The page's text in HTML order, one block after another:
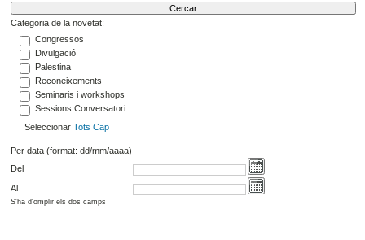
Categoria de la novetat:
Congressos
Divulgació
Palestina
Reconeixements
Seminaris i workshops
Sessions Conversatori
Seleccionar Tots Cap
Per data (format: dd/mm/aaaa)
Del
Al
S'ha d'omplir els dos camps